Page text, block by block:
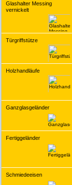
Glashalter Messing
vernickelt
Türgriffstütze
Holzhandläufe
Ganzglasgeländer
Fertiggeländer
Schmiedeeisen